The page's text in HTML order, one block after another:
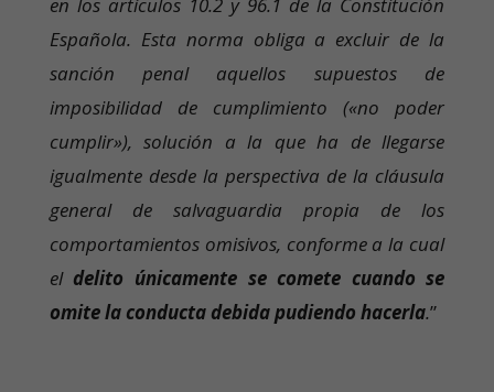
Española. Esta norma obliga a excluir de la
sanción penal aquellos supuestos de
imposibilidad de cumplimiento («no poder
cumplir»), solución a la que ha de llegarse
igualmente desde la perspectiva de la cláusula
general de salvaguardia propia de los
comportamientos omisivos, conforme a la cual
el delito únicamente se comete cuando se
omite la conducta debida pudiendo hacerla.”